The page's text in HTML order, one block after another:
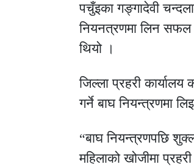
पचुँइका गङ्गादेवी
नियनत्रणमा लिन सफल
थियो ।
जिल्ला प्रहरी
गर्ने बाघ नियन्त्रणमा
“बाघ नियन्त्रणपछि
महिलाको खोजीमा